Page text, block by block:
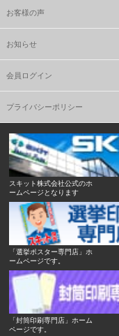
お客様の声
お知らせ
会員ログイン
プライバシーポリシー
スキット株式会社公式のホ
ームページとなります
「選挙ポスター専門店」ホ
ームページです。
「封筒印刷専門店」ホーム
ページです。